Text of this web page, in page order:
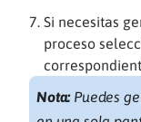
Si necesitas
proceso
Nota:Puedes